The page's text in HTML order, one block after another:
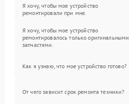
Я хочу, чтобы мое устройство
ремонтировали при мне.
Я хочу, чтобы мое устройство
ремонтировалось только оригинальными
запчастями.
Как я узнаю, что мое устройство готово?
От чего зависит срок ремонта техники?